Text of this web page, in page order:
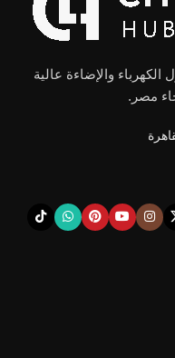
والإضاءة عالية
مصر.